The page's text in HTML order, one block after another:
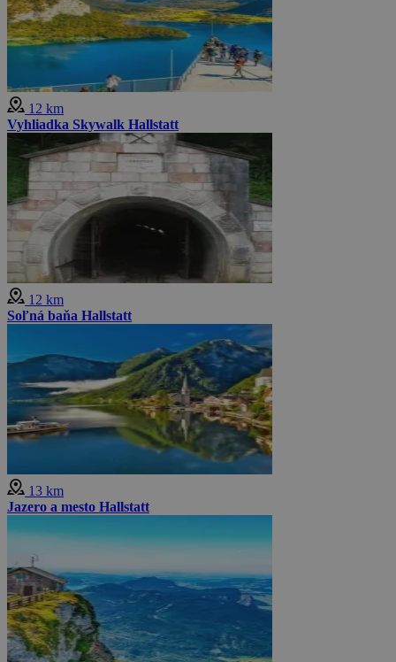
12 km
Vyhliadka Skywalk Hallstatt
12 km
Soľná baňa Hallstatt
13 km
Jazero a mesto Hallstatt